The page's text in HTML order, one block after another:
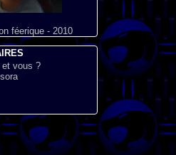
féerique - 2010
et vous ?